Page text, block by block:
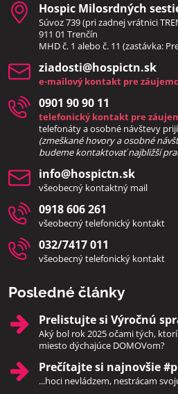
Hospic Milosrdných
Súvoz 739 (pri zadnej vrátnici
911 01 Trenčín
MHD č. 1 alebo č. 11 (zastávka:
ziadosti​@hospictn​.sk
e-mailový kontakt pre
0901 90 90 11
telefonický kontakt pre
telefonáty a osobné návštevy
(zmeškané hovory a osobné
budeme kontaktovať najbližší
info​@hospictn​.sk
všeobecný kontaktný mail
0918 606 261
všeobecný telefonický kontakt
032/7417 011
všeobecný telefonický kontakt
Posledné články
Prelistujte si Výročnú
Aký bol rok 2025 očami tých,
miesto dýchajúce DOMOVom?
Prečítajte si najnovšie
...hoci nevládzem, nestrácam